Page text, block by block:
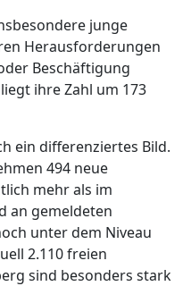
junge
Herausforderungen
Beschäftigung
ihre Zahl um 173
ein differenziertes Bild.
494 neue
mehr als im
an gemeldeten
unter dem Niveau
2.110 freien
sind besonders stark